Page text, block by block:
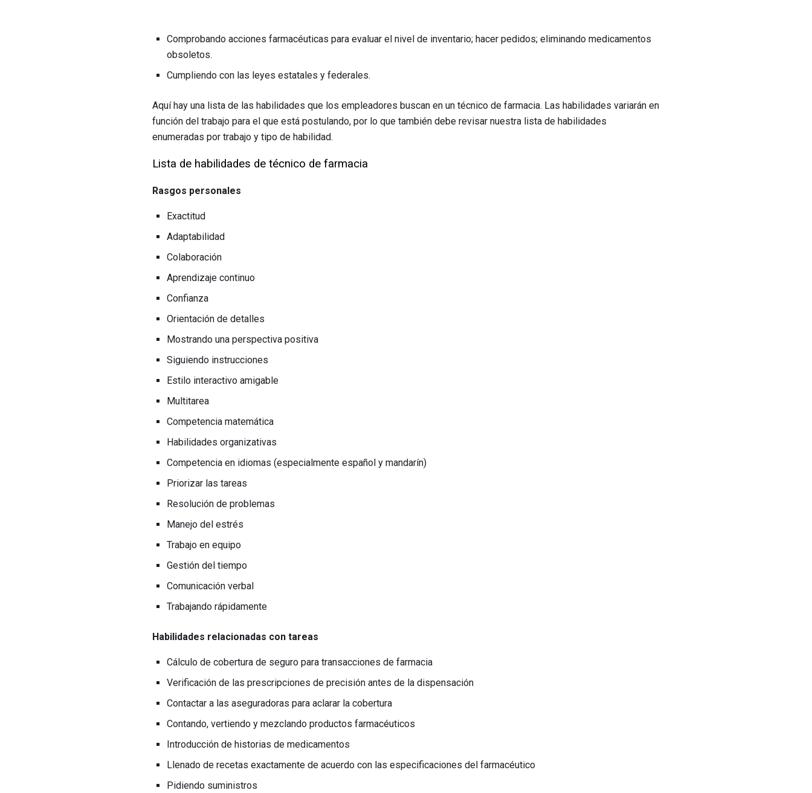
Comprobando acciones farmacéuticas para evaluar el nivel de inventario; hacer pedidos; eliminando medicamentos
obsoletos.
Cumpliendo con las leyes estatales y federales.
Aquí hay una lista de las habilidades que los empleadores buscan en un técnico de farmacia. Las habilidades variarán en
función del trabajo para el que está postulando, por lo que también debe revisar nuestra lista de habilidades
enumeradas por trabajo y tipo de habilidad.
Lista de habilidades de técnico de farmacia
Rasgos personales
Exactitud
Adaptabilidad
Colaboración
Aprendizaje continuo
Confianza
Orientación de detalles
Mostrando una perspectiva positiva
Siguiendo instrucciones
Estilo interactivo amigable
Multitarea
Competencia matemática
Habilidades organizativas
Competencia en idiomas (especialmente español y mandarín)
Priorizar las tareas
Resolución de problemas
Manejo del estrés
Trabajo en equipo
Gestión del tiempo
Comunicación verbal
Trabajando rápidamente
Habilidades relacionadas con tareas
Cálculo de cobertura de seguro para transacciones de farmacia
Verificación de las prescripciones de precisión antes de la dispensación
Contactar a las aseguradoras para aclarar la cobertura
Contando, vertiendo y mezclando productos farmacéuticos
Introducción de historias de medicamentos
Llenado de recetas exactamente de acuerdo con las especificaciones del farmacéutico
Pidiendo suministros